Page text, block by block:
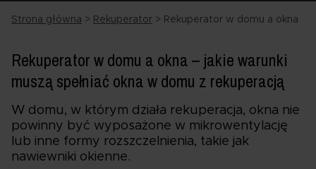
Strona główna > Rekuperator > Rekuperator w domu a okna
Rekuperator w domu a okna – jakie warunki
muszą spełniać okna w domu z rekuperacją
W domu, w którym działa rekuperacja, okna nie
powinny być wyposażone w mikrowentylację
lub inne formy rozszczelnienia, takie jak
nawiewniki okienne.